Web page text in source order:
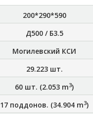
200*290*590
Д500 / Б3.5
Могилевский КСИ
29.223шт.
60 шт. (2.053 m3)
17 поддонов. (34.904 m3)